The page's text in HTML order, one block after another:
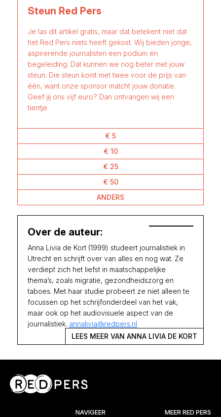
Steun Red Pers
Je las dit artikel gratis, maar dat betekent niet dat
het Red Pers niets heeft gekost. Wij bieden jonge,
aspirerende journalisten een podium én
begeleiding. Dat kunnen we nog beter met jouw
steun. Die steun komt met twee voor de prijs van
één, want onze sponsor matcht jouw donatie.
Geef jij ons vijf euro? Dan ontvangen wij een
tientje.
€ 5
€ 10
€ 25
€ 50
ANDERS
Over de auteur:
Anna Livia de Kort (1999) studeert journalistiek in
Utrecht en schrijft over van alles en nog wat. Ze
verdiept zich het liefst in maatschappelijke
thema’s, zoals migratie, gezondheidszorg en
taboes. Met haar studie probeert ze niet alleen te
focussen op het schrijfonderdeel van het vak,
maar ook op het audiovisuele aspect van de
journalistiek. annalivia@redpers.nl
LEES MEER VAN ANNA LIVIA DE KORT
NAVIGEER MEER RED PERS